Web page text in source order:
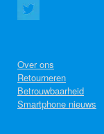
Over ons
Retourneren
Betrouwbaarheid
Smartphone nieuws